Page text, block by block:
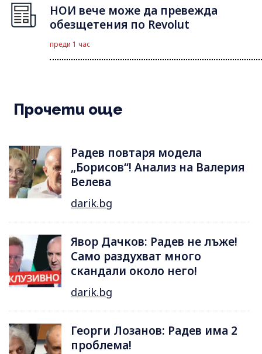
НОИ вече може да превежда
обезщетения по Revolut
преди 1 час
Прочети още
Радев повтаря модела
„Борисов“! Анализ на Валерия
Велева
darik.bg
Явор Дачков: Радев не лъже!
Само раздухват много
скандали около него!
darik.bg
Георги Лозанов: Радев има 2
проблема!